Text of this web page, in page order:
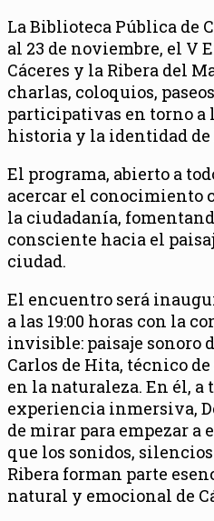
La Biblioteca Pública de
al 23 de noviembre, el V
Cáceres y la Ribera del
charlas, coloquios,
participativas en torno a
historia y la identidad de
El programa, abierto a
acercar el conocimiento
la ciudadanía,
consciente hacia el
ciudad.
El encuentro será
a las 19:00 horas con la
invisible: paisaje sonoro
Carlos de Hita, técnico
en la naturaleza. En él, a
experiencia inmersiva,
de mirar para empezar a
que los sonidos,
Ribera forman parte
natural y emocional de